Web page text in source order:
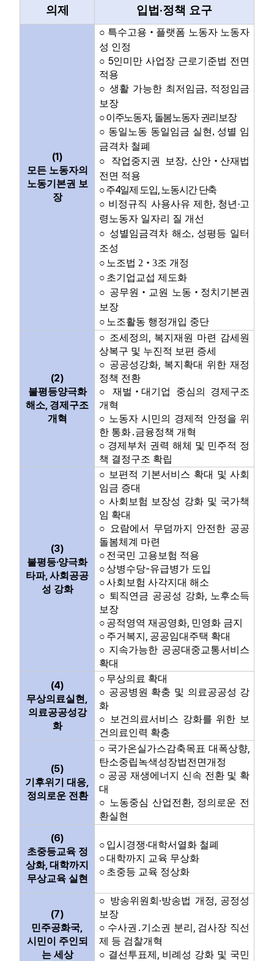
의제 입법 ·정책 요구
(1)
모든 노동자의
노동기본권 보
장
○ 특수고용 ‧ 플랫폼 노동자 노동자
성 인정
○ 5인미만 사업장 근로기준법 전면
적용
○ 생활 가능한 최저임금, 적정임금
보장
○이주노동자, 돌봄노동자 권리보장
○ 동일노동 동일임금 실현 , 성별 임
금격차 철폐
○ 작업중지권 보장, 산안‧산재법
전면 적용
○주4일제 도입, 노동시간 단축
○ 비정규직 사용사유 제한, 청년 ·고
령노동자 일자리 질 개선
○ 성별임금격차 해소, 성평등 일터
조성
○ 노조법 2 ‧3조 개정
○ 초기업교섭 제도화
○ 공무원 ‧ 교원 노동 ‧ 정치기본권
보장
○ 노조활동 행정개입 중단
(2)
불평등양극화
해소, 경제구조
개혁
○ 조세정의 , 복지재원 마련 감세원
상복구 및 누진적 보편 증세
○ 공공성강화, 복지확대 위한 재정
정책 전환
○ 재벌 ‧대기업 중심의 경제구조
개혁
○ 노동자 시민의 경제적 안정을 위
한 통화․금융정책 개혁
○ 경제부처 권력 해체 및 민주적 정
책 결정구조 확립
(3)
불평등·양극화
타파,사회공공
성 강화
○ 보편적 기본서비스 확대 및 사회
임금 증대
○ 사회보험 보장성 강화 및 국가책
임 확대
○
요람에서 무덤까지 안전한 공공
돌봄체계 마련
○ 전국민 고용보험 적용
○상병수당-유급병가 도입
○사회보험 사각지대 해소
○ 퇴직연금 공공성 강화, 노후소득
보장
○ 공적영역 재공영화, 민영화 금지
○ 주거복지 , 공공임대주택 확대
○ 지속가능한 공공대중교통서비스
확대
(4)
무상의료실현 ,
의료공공성강
화
○ 무상의료 확대
○ 공공병원 확충 및 의료공공성 강
화
○
보건의료서비스 강화를 위한 보
건의료인력 확충
(5)
기후위기 대응,
정의로운 전환
○ 국가온실가스감축목표 대폭상향,
탄소중립녹색성장법전면개정
○ 공공 재생에너지 신속 전환 및 확
대
○ 노동중심 산업전환, 정의로운 전
환실현
(6)
초중등교육 정
상화,대학까지
무상교육 실현
○ 입시경쟁·대학서열화 철폐
○대학까지 교육 무상화
○ 초중등 교육 정상화
(7)
민주공화국,
시민이 주인되
는 세상
○ 방송위원회 ·방송법 개정, 공정성
보장
○ 수사권 ․기소권 분리 , 검사장 직선
제 등 검찰개혁
○ 결선투표제 , 비례성 강화 및 국민